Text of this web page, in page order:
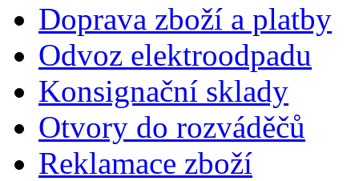
Doprava zboží a platby
Odvoz elektroodpadu
Konsignační sklady
Otvory do rozváděčů
Reklamace zboží